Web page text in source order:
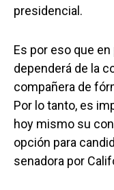
presidencial.
Es por eso que
dependerá de la
compañera de
Por lo tanto, es
hoy mismo su
opción para
senadora por